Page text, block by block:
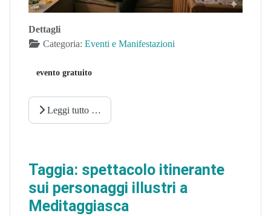
Dettagli
Categoria: Eventi e Manifestazioni
evento gratuito
Leggi tutto …
Taggia: spettacolo itinerante
sui personaggi illustri a
Meditaggiasca